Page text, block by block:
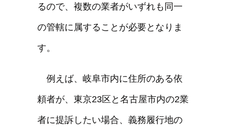
るので、複数の業者がいずれも同一
の管轄に属することが必要となりま
す。
例えば、岐阜市内に住所のある依
頼者が、東京23区と名古屋市内の2業
者に提訴したい場合、義務履行地の